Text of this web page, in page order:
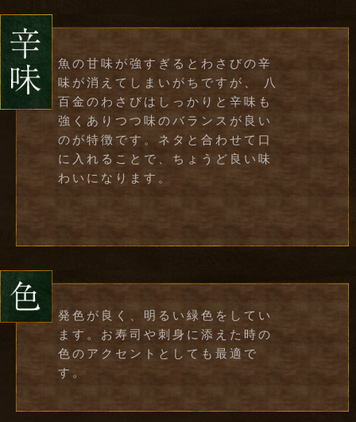
魚の甘味が強すぎるとわさびの辛
味が消えてしまいがちですが、 八
百金のわさびはしっかりと辛味も
強くありつつ味のバランスが良い
のが特徴です。ネタと合わせて口
に入れることで、ちょうど良い味
わいになります。
発色が良く、明るい緑色をしてい
ます。お寿司や刺身に添えた時の
色のアクセントとしても最適で
す。